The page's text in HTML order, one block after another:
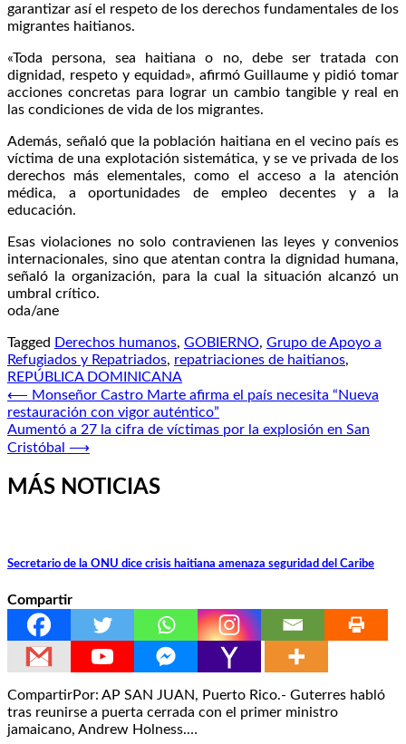
garantizar así el respeto de los derechos fundamentales de los
migrantes haitianos.
«Toda persona, sea haitiana o no, debe ser tratada con
dignidad, respeto y equidad», afirmó Guillaume y pidió tomar
acciones concretas para lograr un cambio tangible y real en
las condiciones de vida de los migrantes.
Además, señaló que la población haitiana en el vecino país es
víctima de una explotación sistemática, y se ve privada de los
derechos más elementales, como el acceso a la atención
médica, a oportunidades de empleo decentes y a la
educación.
Esas violaciones no solo contravienen las leyes y convenios
internacionales, sino que atentan contra la dignidad humana,
señaló la organización, para la cual la situación alcanzó un
umbral crítico.
oda/ane
Tagged Derechos humanos, GOBIERNO, Grupo de Apoyo a
Refugiados y Repatriados, repatriaciones de haitianos,
REPÚBLICA DOMINICANA
Navegación
de
entradas
⟵ Monseñor Castro Marte afirma el país necesita “Nueva
restauración con vigor auténtico”
Aumentó a 27 la cifra de víctimas por la explosión en San
Cristóbal
⟶
MÁS NOTICIAS
Secretario de la ONU dice crisis haitiana amenaza seguridad del Caribe
Compartir
CompartirPor: AP SAN JUAN, Puerto Rico.- Guterres habló
tras reunirse a puerta cerrada con el primer ministro
jamaicano, Andrew Holness.…